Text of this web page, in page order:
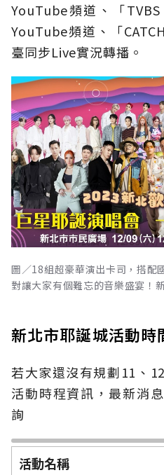
YouTube頻道、「
YouTube頻道、「
臺同步Live實況轉播。
圖／18組超豪華演出卡司，搭配
對讓大家有個難忘的音樂盛宴！
新北市耶誕城活動時
若大家還沒有規劃11 、 12
活動時程資訊，最新消
詢
活動名稱